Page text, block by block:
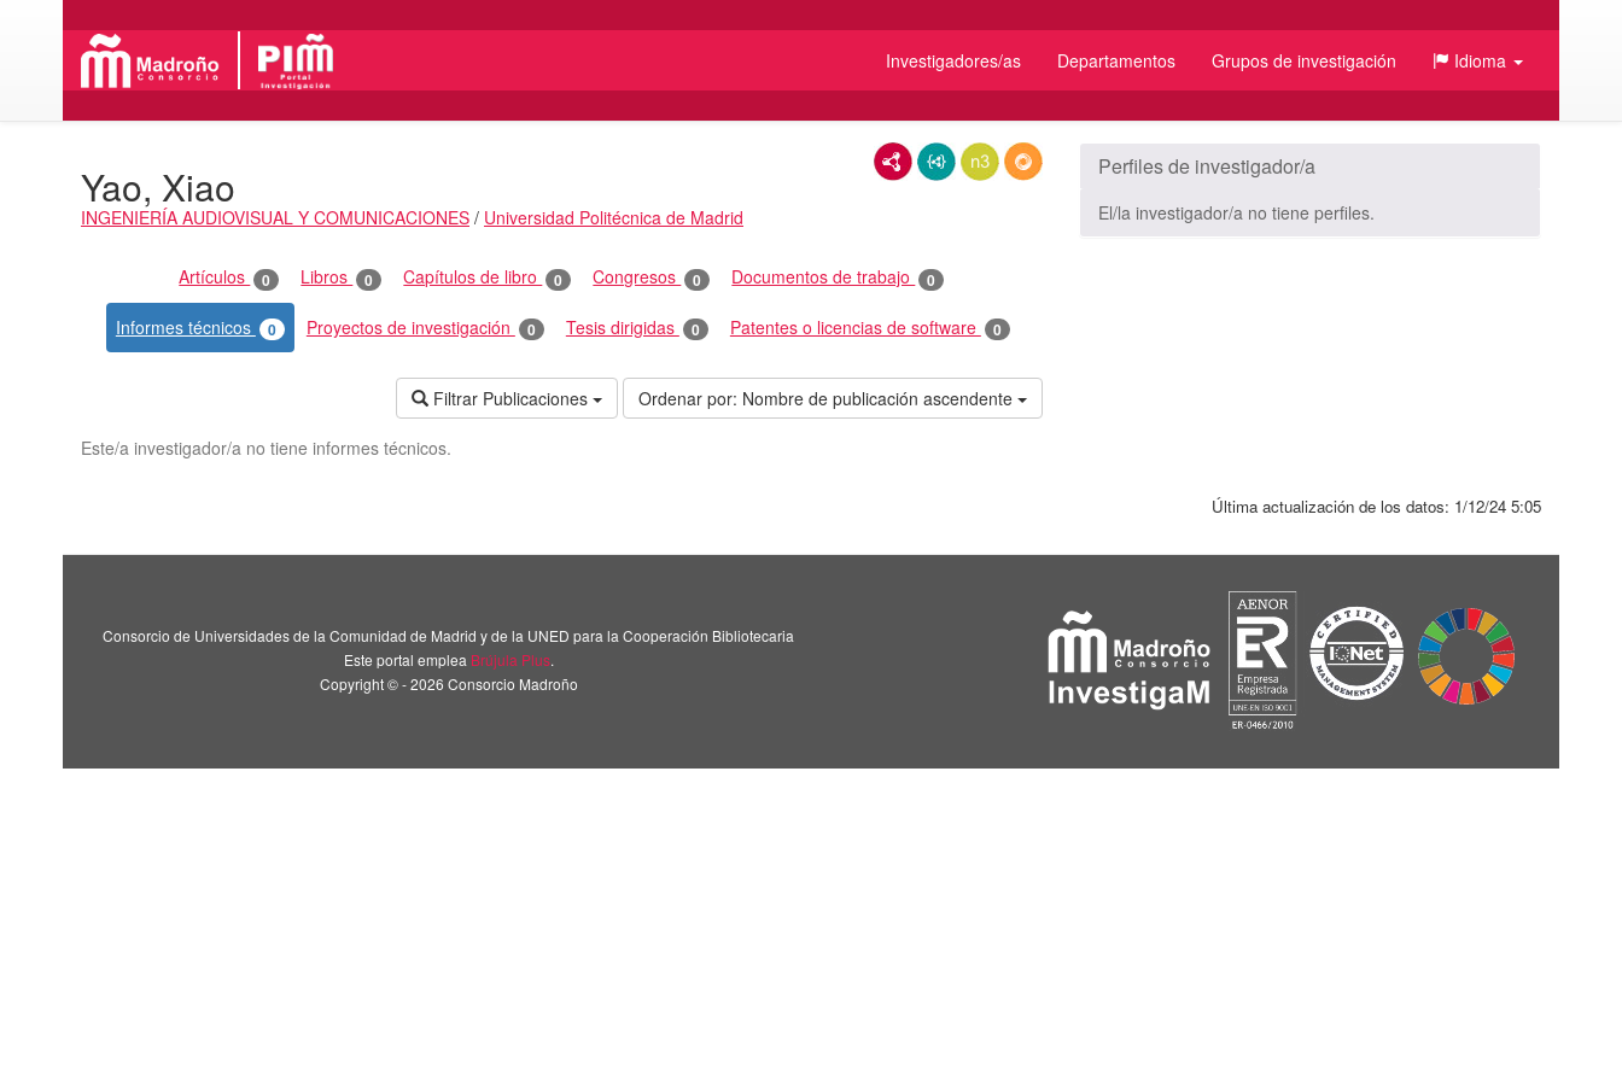
Investigadores/as Departamentos Grupos de investigación Idioma
RDF/XMLJSON-LDN3/TurtleRDF/JSON
Yao, Xiao
INGENIERÍA AUDIOVISUAL Y COMUNICACIONES / Universidad Politécnica de Madrid
Actividades
Artículos 0 Libros 0 Capítulos de libro 0 Congresos 0 Documentos de trabajo 0
Informes técnicos 0 Proyectos de investigación 0 Tesis dirigidas 0 Patentes o licencias de software 0
Filtrar Publicaciones Ordenar por: Nombre de publicación ascendente
Este/a investigador/a no tiene informes técnicos.
Perfiles de investigador/a
El/la investigador/a no tiene perfiles.
Última actualización de los datos: 1/12/24 5:05
Consorcio de Universidades de la Comunidad de Madrid y de la UNED para la Cooperación Bibliotecaria
Este portal emplea Brújula Plus.
Copyright © - 2026 Consorcio Madroño